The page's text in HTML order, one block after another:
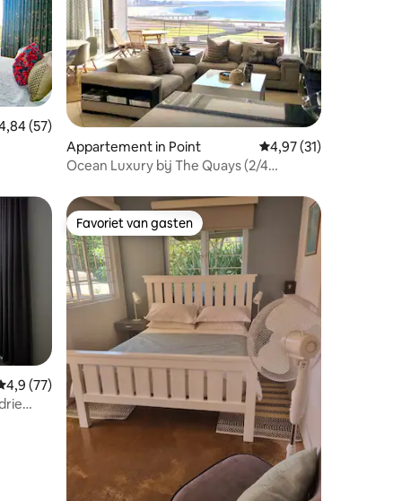
beoordeling van 4,84 op 5, 57 recensies
(57)
Appartement in Point Gemiddelde
4,97 (31)
Ocean Luxury bij The Quays (2/4
beoordeling van 4,9 op 5, 77 recensies
4,9 (77)
Favoriet van gasten
Favoriet van gasten